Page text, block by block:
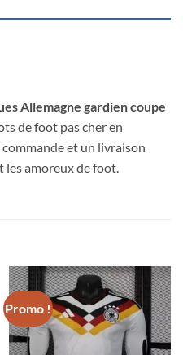
Allemagne gardien coupe
de foot pas cher en
et un livraison
amoreux de foot.
Promo !